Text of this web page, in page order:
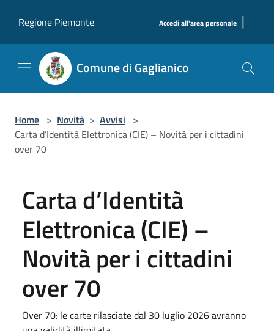
Regione Piemonte
Accedi all'area personale |
Comune di Gaglianico
Home > Novità > Avvisi >
Carta d’Identità Elettronica (CIE) – Novità per i cittadini
over 70
Carta d’Identità
Elettronica (CIE) –
Novità per i cittadini
over 70
Over 70: le carte rilasciate dal 30 luglio 2026 avranno